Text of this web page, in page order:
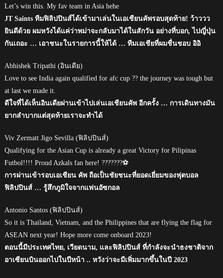
Let’s win this. My fav team in Asia hehe
JT Saints ทีมฟิลิปปินส์ได้เข้ามาเล่นในเอเชียนคัพรอบสุดท้าย! ว้าววว
ยินดีด้วย ผมหวังได้แค่ว่าพม่าจะกลับมาได้ในสักวัน อย่างที่บอก, ไปญี่ปุ่น
กันเถอะ … เอาชนะในรายการนี้ให้ได้ … ทีมเอเชียที่ผมชื่นชอบ อิอิ
Abhishek Tripathi (อินเดีย)
Love to see India again qualified for afc cup ?? the journey was tough but
at last we made it.
ดีใจที่ได้เห็นอินเดียผ่านเข้าไปเล่นเอเชียนคัพ อีกครั้ง … การเดินทางมัน
ยากลำบากแต่สุดท้ายเราจะทำได้
Viv Zermatt Jigo Sevilla (ฟิลิปปินส์)
Qualifying for the Asian Cup is already a great Victory for Pilipinas
Futbol!!!! Proud Azkals fan here! ???????⚽
การผ่านเข้ารอบเอเชียน คัพ ถือเป็นชัยชนะที่ยอดเยี่ยมของฟุตบอล
ฟิลิปปินส์ … รู้สึกภูมิใจจากแฟนอัซกอล
Antonio Santos (ฟิลิปปินส์)
So it is Thailand, Vietnam, and the Philippines that are flying the flag for
ASEAN next year! Hope more come onboard 2023!
ตอนนี้มีประเทศไทย, เวียดนาม, และฟิลิปปินส์ ที่กำลังจะนำธงชาติจาก
อาเซียนบินออกไปในปีหน้า .. หวังว่าจะมีเพิ่มมากขึ้นในปี 2023